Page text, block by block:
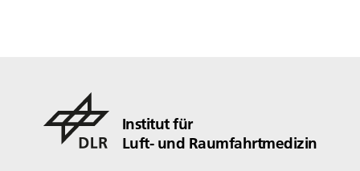
Institut für
Luft- und Raumfahrtmedizin